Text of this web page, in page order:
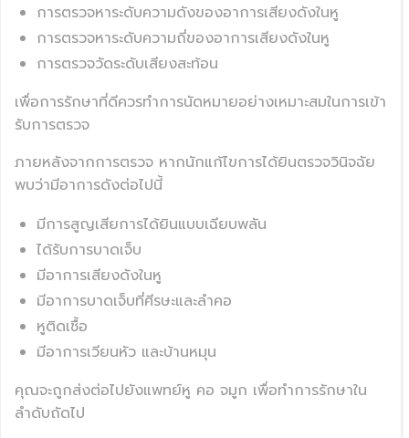
การตรวจหาระดับความดังของอาการเสียงดังในหู
การตรวจหาระดับความถี่ของอาการเสียงดังในหู
การตรวจวัดระดับเสียงสะท้อน
เพื่อการรักษาที่ดีควรทำการนัดหมายอย่างเหมาะสมในการเข้า
รับการตรวจ
ภายหลังจากการตรวจ หากนักแก้ไขการได้ยินตรวจวินิจฉัย
พบว่ามีอาการดังต่อไปนี้
มีการสูญเสียการได้ยินแบบเฉียบพลัน
ได้รับการบาดเจ็บ
มีอาการเสียงดังในหู
มีอาการบาดเจ็บที่ศีรษะและลำคอ
หูติดเชื้อ
มีอาการเวียนหัว และบ้านหมุน
คุณจะถูกส่งต่อไปยังแพทย์หู คอ จมูก เพื่อทำการรักษาใน
ลำดับถัดไป